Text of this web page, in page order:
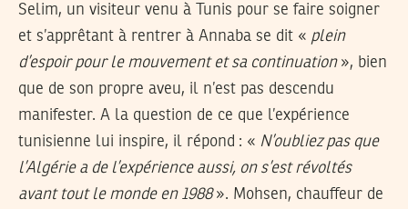
Selim, un visiteur venu à Tunis pour se faire soigner
et s’apprêtant à rentrer à Annaba se dit « plein
d’espoir pour le mouvement et sa continuation », bien
que de son propre aveu, il n’est pas descendu
manifester. A la question de ce que l’expérience
tunisienne lui inspire, il répond : « N’oubliez pas que
l’Algérie a de l’expérience aussi, on s’est révoltés
avant tout le monde en 1988». Mohsen, chauffeur de